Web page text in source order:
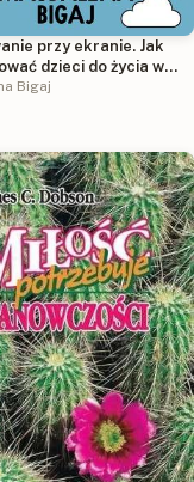
przy ekranie. Jak
dzieci do życia w
Bigaj